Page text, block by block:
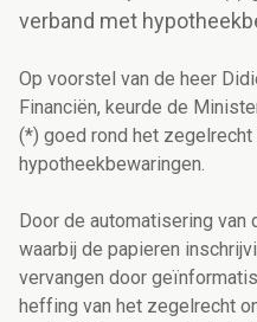
verband met
Op voorstel van de heer
Financiën, keurde de
(*) goed rond het zegelrecht
hypotheekbewaringen.
Door de automatisering van
waarbij de papieren
vervangen door
heffing van het zegelrecht